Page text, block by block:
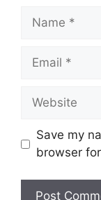
Name
Email
Website
Save my
browser